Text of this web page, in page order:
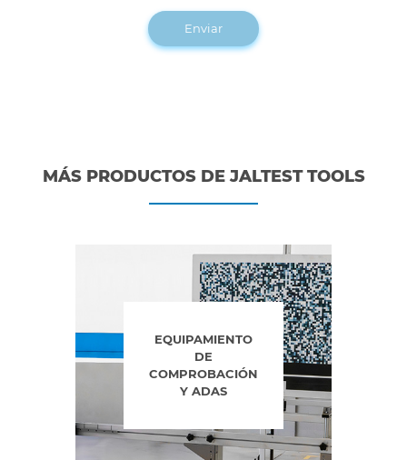
Enviar
MÁS PRODUCTOS DE JALTEST TOOLS
EQUIPAMIENTO
DE
COMPROBACIÓN
Y ADAS